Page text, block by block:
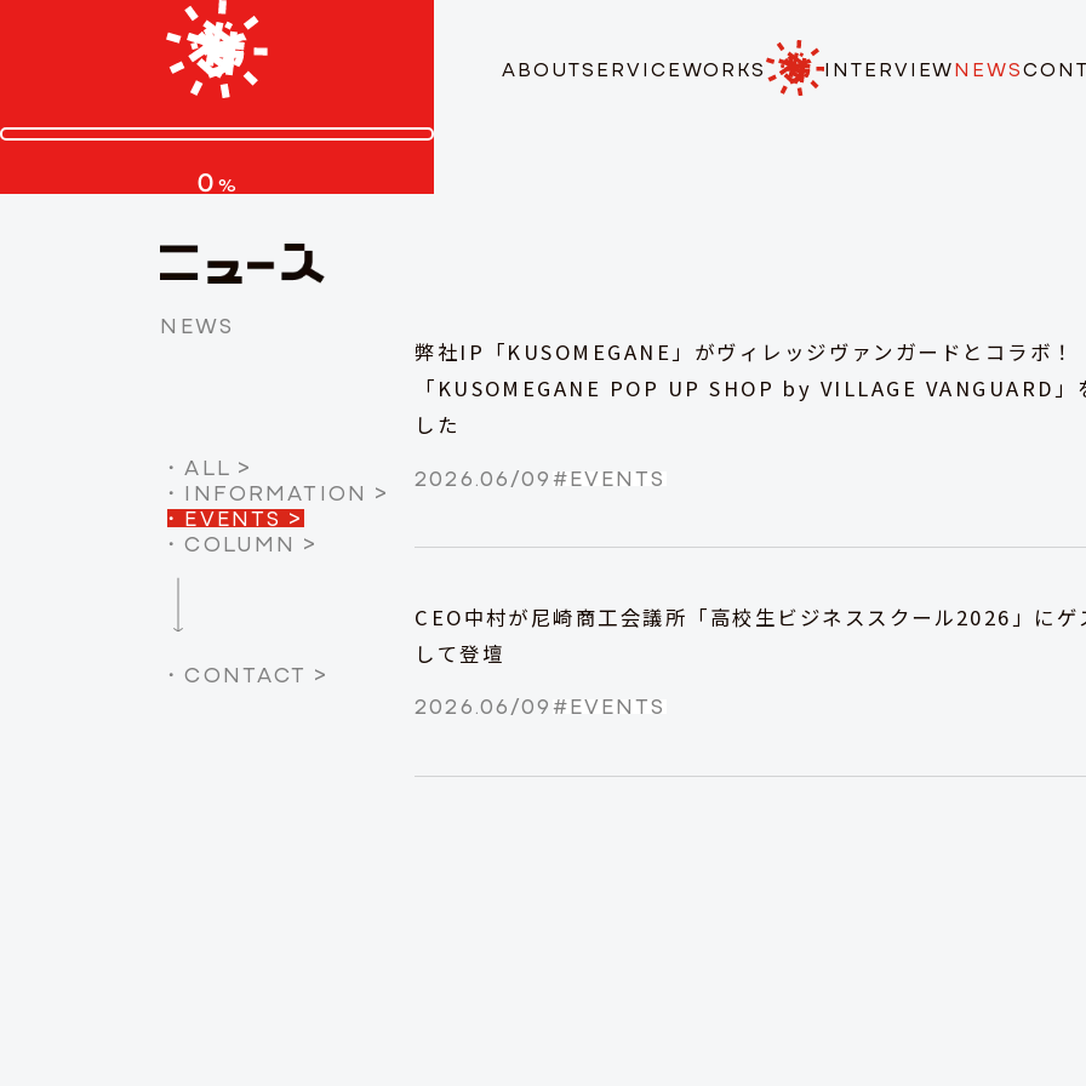
0%
ABOUTSERVICEWORKS INTERVIEWNEWS
NEWS
・ ALL
>
・ INFORMATION >
・EVENTS>
・COLUMN >
・CONTACT >
弊社IP「KUSOMEGANE」がヴィレッジヴァンガードとコラボ！
「KUSOMEGANE POP UP SHOP by VILLAGE VANGUARD」
した
2026.06/09#EVENTS
CEO中村が尼崎商工会議所「高校生ビジネススクール2026」にゲ
して登壇
2026.06/09#EVENTS